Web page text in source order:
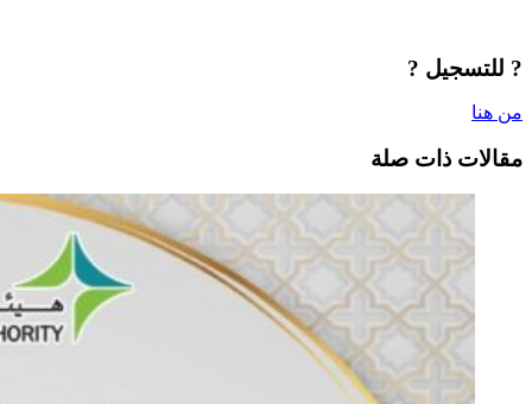
? للتسجيل ?
من هنا
مقالات ذات صلة